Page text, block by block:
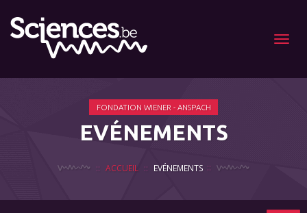
Menu
FONDATION WIENER - ANSPACH
EVÉNEMENTS
ACCUEIL EVÉNEMENTS